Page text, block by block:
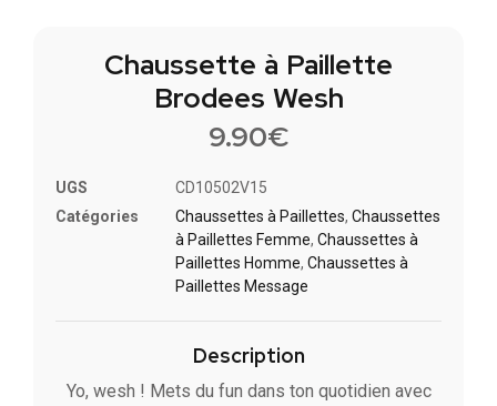
Chaussette à Paillette
Brodees Wesh
9.90€
UGS
CD10502V15
Catégories
Chaussettes à Paillette​s, Chaussettes
à Paillettes Femme, Chaussettes à
Paillettes Homme, Chaussettes à
Paillettes Message​
Description
Yo, wesh ! Mets du fun dans ton quotidien avec